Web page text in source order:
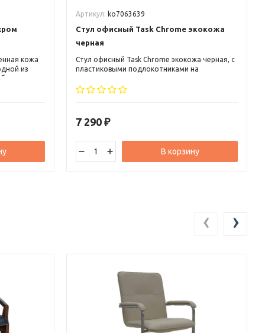
кожа
из
кресел.
Артикул: ko7063639
Стул офисный Task Chrome экокожа
черная
Стул офисный Task Chrome экокожа черная, с
пластиковыми подлокотниками на
Используется в коммерческих организациях и
7 290 ₽
В корзину
‹ ›